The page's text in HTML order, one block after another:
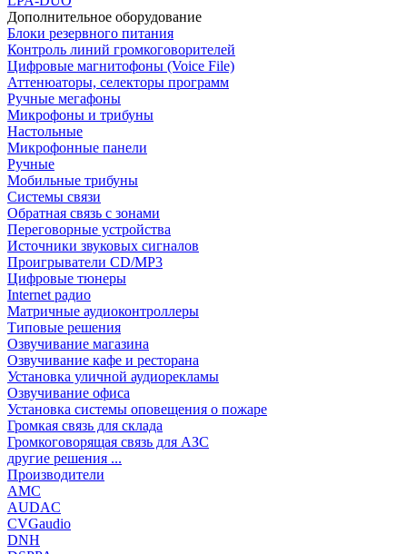
Дополнительное оборудование
Блоки резервного питания
Контроль линий громкоговорителей
Цифровые магнитофоны (Voice File)
Аттенюаторы, селекторы программ
Ручные мегафоны
Микрофоны и трибуны
Настольные
Микрофонные панели
Ручные
Мобильные трибуны
Системы связи
Обратная связь с зонами
Переговорные устройства
Источники звуковых сигналов
Проигрыватели CD/MP3
Цифровые тюнеры
Internet радио
Матричные аудиоконтроллеры
Типовые решения
Озвучивание магазина
Озвучивание кафе и ресторана
Установка уличной аудиорекламы
Озвучивание офиса
Установка системы оповещения о пожаре
Громкая связь для склада
Громкоговорящая связь для АЗС
другие решения ...
Производители
AMC
AUDAC
CVGaudio
DNH